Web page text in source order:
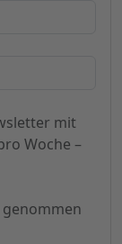
mit
Woche –